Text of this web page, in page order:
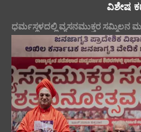
ವಿಶೇಷ
ಧರ್ಮಸ್ಥಳದಲ್ಲಿ ವ್ಯಸನಮುಕ್ತರ ಸಮ್ಮಿಲನ